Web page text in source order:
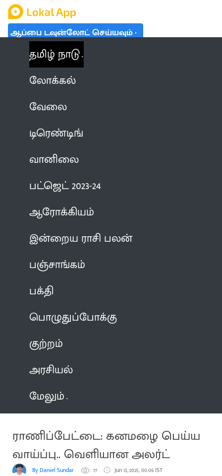
ஆப்பை டவுன்லோட் செய்யவும்
தமிழ் நாடு
லோக்கல்
வேலை
டிரெண்டிங்
வானிலை
பட்ஜெட் 2023-24
ஆரோக்கியம்
இன்றைய ராசி பலன்
பஞ்சாங்கம்
பக்தி
பொழுதுப்போக்கு
குற்றம்
அரசியல்
மேலும்
ராணிப்பேட்டை: கனமழை பெய்ய
வாய்ப்பு.. வெளியான அலர்ட்
By Daniel Sundar 77 Jun 13, 2025, 00:06 IST